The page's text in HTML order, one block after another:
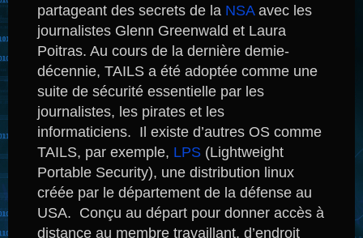
partageant des secrets de la NSAavec les
journalistes Glenn Greenwald et Laura
Poitras. Au cours de la dernière demie-
décennie, TAILS a été adoptée comme une
suite de sécurité essentielle par les
journalistes, les pirates et les
informaticiens. Il existe d’autres OS comme
TAILS, par exemple, LPS (Lightweight
Portable Security), une distribution linux
créée par le département de la défense au
USA. Conçu au départ pour donner accès à
distance au membre travaillant, d’endroit